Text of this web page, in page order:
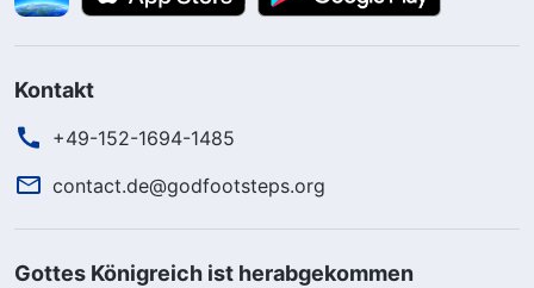
Kontakt
+49-152-1694-1485
contact.de@godfootsteps.org
Gottes Königreich ist herabgekommen